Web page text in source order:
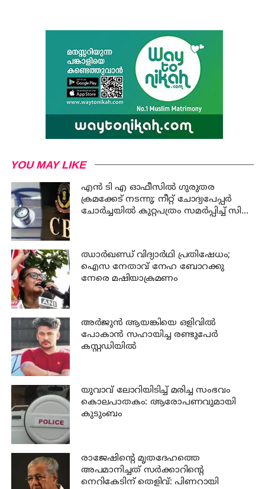
YOU MAY LIKE
എന്‍ ടി എ ഓഫീസില്‍ ഗുരുതര
ക്രമക്കേട് നടന്നു; നീറ്റ് ചോദ്യപേപ്പര്‍
ചോര്‍ച്ചയില്‍ കുറ്റപത്രം സമര്‍പ്പിച്ച് സി
ഝാര്‍ഖണ്ഡ് വിദ്യാര്‍ഥി പ്രതിഷേധം;
ഐസ നേതാവ് നേഹ ബോറക്കു
നേരെ മഷിയാക്രമണം
അര്‍ജുന്‍ ആയങ്കിയെ ഒളിവില്‍
പോകാന്‍ സഹായിച്ച രണ്ടുപേര്‍
കസ്റ്റഡിയില്‍
യുവാവ് ലോറിയിടിച്ച് മരിച്ച സംഭവം
കൊലപാതകം: ആരോപണവുമായി
കുടുംബം
രാജേഷിന്റെ മൃതദേഹത്തെ
അപമാനിച്ചത് സര്‍ക്കാറിന്റെ
നെറികേടിന് തെളിവ്: പിണറായി